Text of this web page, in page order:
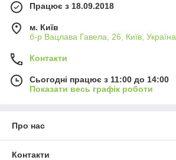
Працює з 18.09.2018
м. Київ
б-р Вацлава Гавела, 26, Київ, Україна
Контакти
Сьогодні працює з 11:00 до 14:00
Показати весь графік роботи
Про нас
Контакти